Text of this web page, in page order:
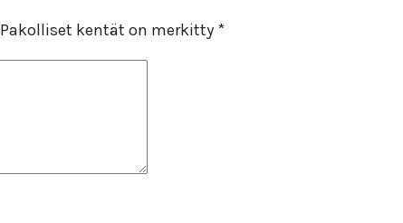
Pakolliset kentät on merkitty *